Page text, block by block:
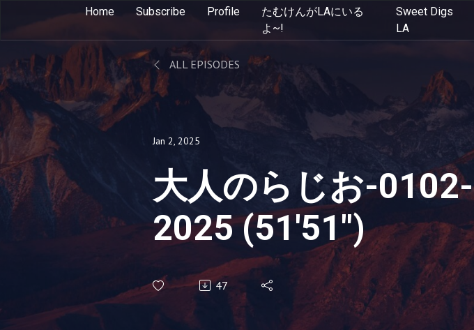
Home Subscribe Profile
たむけんがLAにいる
よ~!
Sweet Digs
LA
ALL EPISODES
Jan 2, 2025
大人のらじお-0102-
2025 (51'51")
47